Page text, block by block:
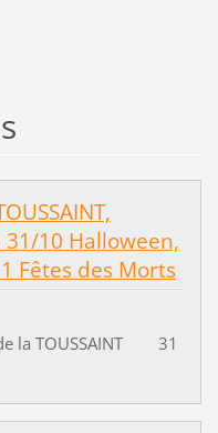
10 Halloween,
Fêtes des Morts
TOUSSAINT 31